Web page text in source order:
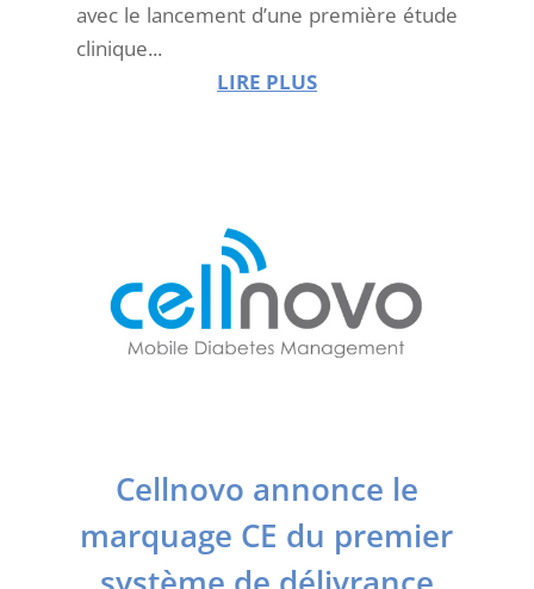
avec le lancement d’une première étude
clinique...
LIRE PLUS
Cellnovo annonce le
marquage CE du premier